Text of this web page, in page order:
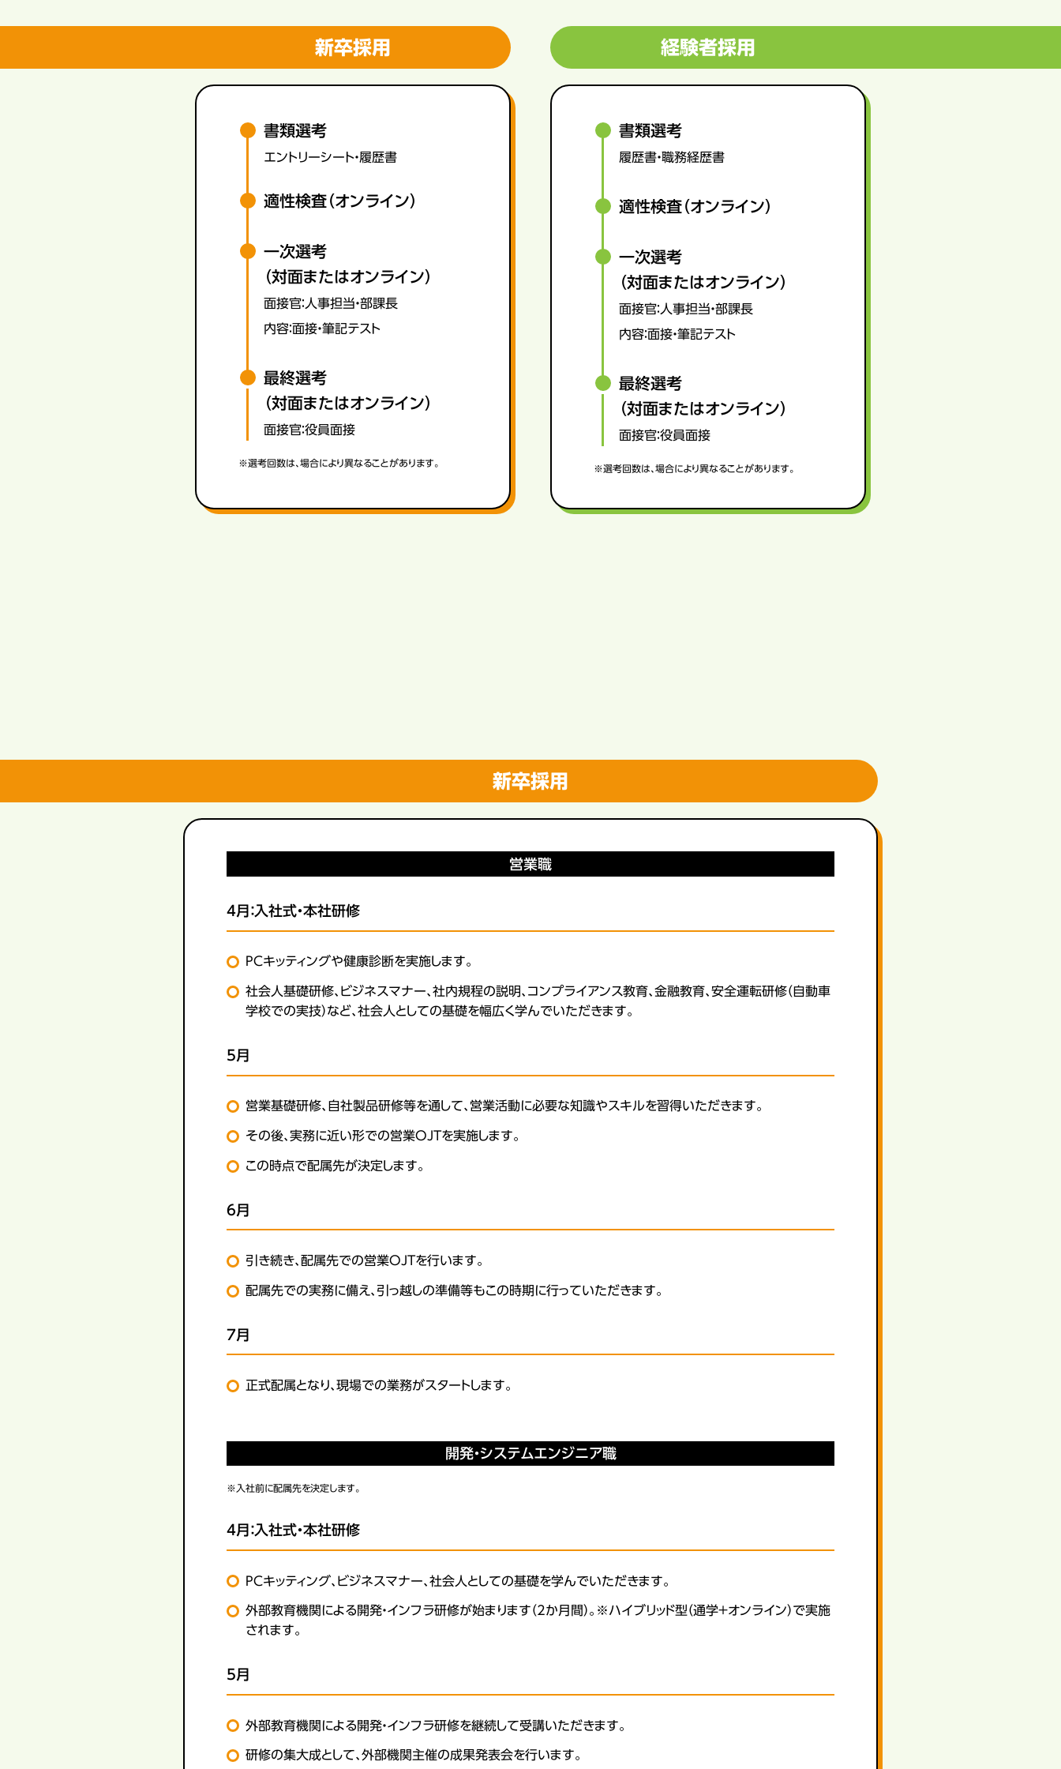
新卒採用
書類選考
エントリーシート・履歴書
適性検査（オンライン）
一次選考
（対面またはオンライン）
面接官：人事担当・部課長
内容：面接・筆記テスト
最終選考
（対面またはオンライン）
面接官：役員面接
※選考回数は、場合により異なることがあります。
経験者採用
書類選考
履歴書・職務経歴書
適性検査（オンライン）
一次選考
（対面またはオンライン）
面接官：人事担当・部課長
内容：面接・筆記テスト
最終選考
（対面またはオンライン）
面接官：役員面接
※選考回数は、場合により異なることがあります。
新卒採用
営業職
4月：入社式・本社研修
PCキッティングや健康診断を実施します。
社会人基礎研修、ビジネスマナー、社内規程の説明、コンプライアンス教育、金融教育、安全運転研修（自動車
学校での実技）など、社会人としての基礎を幅広く学んでいただきます。
5月
営業基礎研修、自社製品研修等を通して、営業活動に必要な知識やスキルを習得いただきます。
その後、実務に近い形での営業OJTを実施します。
この時点で配属先が決定します。
6月
引き続き、配属先での営業OJTを行います。
配属先での実務に備え、引っ越しの準備等もこの時期に行っていただきます。
7月
正式配属となり、現場での業務がスタートします。
開発・システムエンジニア職
※入社前に配属先を決定します。
4月：入社式・本社研修
PCキッティング、ビジネスマナー、社会人としての基礎を学んでいただきます。
外部教育機関による開発・インフラ研修が始まります（2か月間）。※ハイブリッド型（通学＋オンライン）で実施
されます。
5月
外部教育機関による開発・インフラ研修を継続して受講いただきます。
研修の集大成として、外部機関主催の成果発表会を行います。